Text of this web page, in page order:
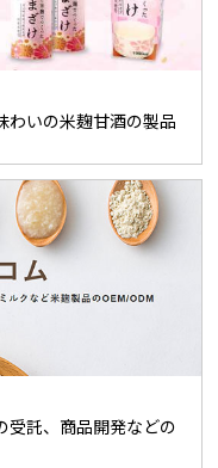
わいの米麹甘酒の製品
受託、商品開発などの